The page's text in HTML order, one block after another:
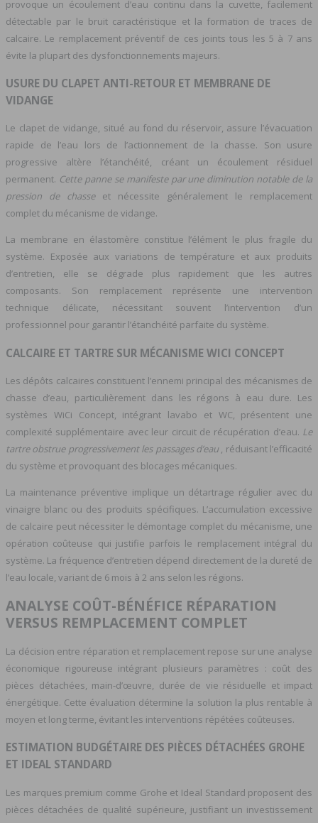
provoque un écoulement d’eau continu dans la cuvette, facilement
détectable par le bruit caractéristique et la formation de traces de
calcaire. Le remplacement préventif de ces joints tous les 5 à 7 ans
évite la plupart des dysfonctionnements majeurs.
USURE DU CLAPET ANTI-RETOUR ET MEMBRANE DE
VIDANGE
Le clapet de vidange, situé au fond du réservoir, assure l’évacuation
rapide de l’eau lors de l’actionnement de la chasse. Son usure
progressive altère l’étanchéité, créant un écoulement résiduel
permanent. Cette panne se manifeste par une diminution notable de la
pression de chasse et nécessite généralement le remplacement
complet du mécanisme de vidange.
La membrane en élastomère constitue l’élément le plus fragile du
système. Exposée aux variations de température et aux produits
d’entretien, elle se dégrade plus rapidement que les autres
composants. Son remplacement représente une intervention
technique délicate, nécessitant souvent l’intervention d’un
professionnel pour garantir l’étanchéité parfaite du système.
CALCAIRE ET TARTRE SUR MÉCANISME WICI CONCEPT
Les dépôts calcaires constituent l’ennemi principal des mécanismes de
chasse d’eau, particulièrement dans les régions à eau dure. Les
systèmes WiCi Concept, intégrant lavabo et WC, présentent une
complexité supplémentaire avec leur circuit de récupération d’eau. Le
tartre obstrue progressivement les passages d’eau, réduisant l’efficacité
du système et provoquant des blocages mécaniques.
La maintenance préventive implique un détartrage régulier avec du
vinaigre blanc ou des produits spécifiques. L’accumulation excessive
de calcaire peut nécessiter le démontage complet du mécanisme, une
opération coûteuse qui justifie parfois le remplacement intégral du
système. La fréquence d’entretien dépend directement de la dureté de
l’eau locale, variant de 6 mois à 2 ans selon les régions.
ANALYSE COÛT-BÉNÉFICE RÉPARATION
VERSUS REMPLACEMENT COMPLET
La décision entre réparation et remplacement repose sur une analyse
économique rigoureuse intégrant plusieurs paramètres : coût des
pièces détachées, main-d’œuvre, durée de vie résiduelle et impact
énergétique. Cette évaluation détermine la solution la plus rentable à
moyen et long terme, évitant les interventions répétées coûteuses.
ESTIMATION BUDGÉTAIRE DES PIÈCES DÉTACHÉES GROHE
ET IDEAL STANDARD
Les marques premium comme Grohe et Ideal Standard proposent des
pièces détachées de qualité supérieure, justifiant un investissement